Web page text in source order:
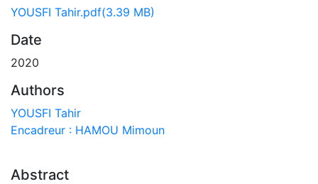
YOUSFI Tahir.pdf(3.39 MB)
Date
2020
Authors
YOUSFI Tahir
Encadreur : HAMOU Mimoun
Abstract